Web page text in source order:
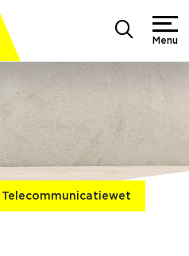
Menu
Telecommunicatiewet